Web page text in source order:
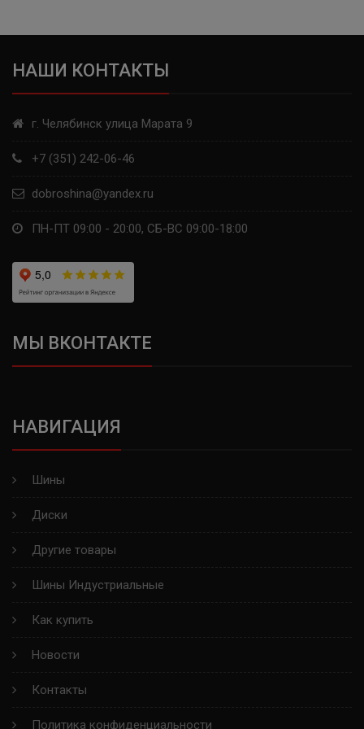
SAILUN
LAUFENN
COMFORSER
APLUS
KINGSTAR
WESTLAKE
MAXXIS
RAPID
AUTOGREEN
ROADMARCH
НАШИ КОНТАКТЫ
г. Челябинск улица Марата 9
+7 (351) 242-06-46
dobroshina@yandex.ru
ПН-ПТ 09:00 - 20:00, СБ-ВС 09:00-18:00
МЫ ВКОНТАКТЕ
НАВИГАЦИЯ
Шины
Диски
Другие товары
Шины Индустриальные
Как купить
Новости
Контакты
Политика конфиденциальности